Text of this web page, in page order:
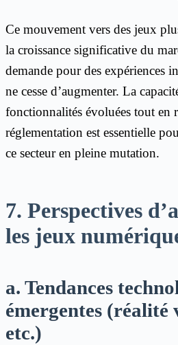
Ce mouvement vers des jeux
la croissance significative du
demande pour des expériences
ne cesse d’augmenter. La
fonctionnalités évoluées tout en
réglementation est essentielle
ce secteur en pleine mutation.
7. Perspectives
les jeux
a. Tendances
émergentes
etc.)